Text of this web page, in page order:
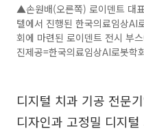
▲손원배(오른쪽) 로이덴트 대
텔에서 진행된 한국의료임상AI
회에 마련된 로이덴트 전시 부
진제공=한국의료임상AI로봇학
디지털 치과 기공 전문
디자인과 고정밀 디지